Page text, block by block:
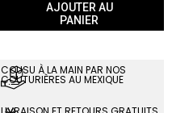
AJOUTER AU
PANIER
COUSU À LA MAIN PAR NOS
COUTURIÈRES AU MEXIQUE